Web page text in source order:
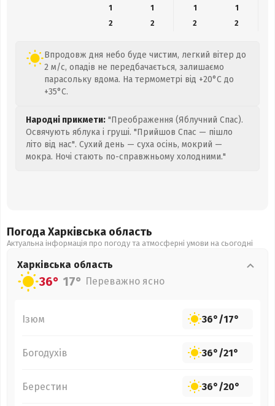
1
1 1
1
2
2 2 2
Впродовж дня небо буде чистим, легкий вітер до
2 м/с, опадів не передбачається, залишаємо
парасольку вдома. На термометрі від +20°C до
+35°C.
Народні прикмети: "Преображення (Яблучний Спас).
Освячують яблука і груші. "Прийшов Спас — пішло
літо від нас". Сухий день — суха осінь, мокрий —
мокра. Ночі стають по-справжньому холодними."
Погода Харківська область
Актуальна інформація про погоду та атмосферні умови на сьогодні
Харківська область
36° 17° Переважно ясно
Ізюм 36°/17°
Богодухів 36°/21°
Берестин 36°/20°